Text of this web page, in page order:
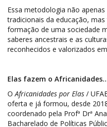
Essa metodologia não
tradicionais da educação,
formação de uma sociedade
saberes ancestrais e as
reconhecidos e valorizados
Elas fazem o
OAfricanidades por Elas /
oferta e já formou, desde
coordenado pela Profª Drª
Bacharelado de Políticas